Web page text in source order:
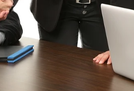
más
a 'Y ahora
qué hacer si nos toca
elecciones y no